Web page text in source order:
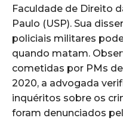
Faculdade de Direito
Paulo (USP). Sua
policiais militares
quando matam.
cometidas por PMs
2020, a advogada
inquéritos sobre os
foram denunciados